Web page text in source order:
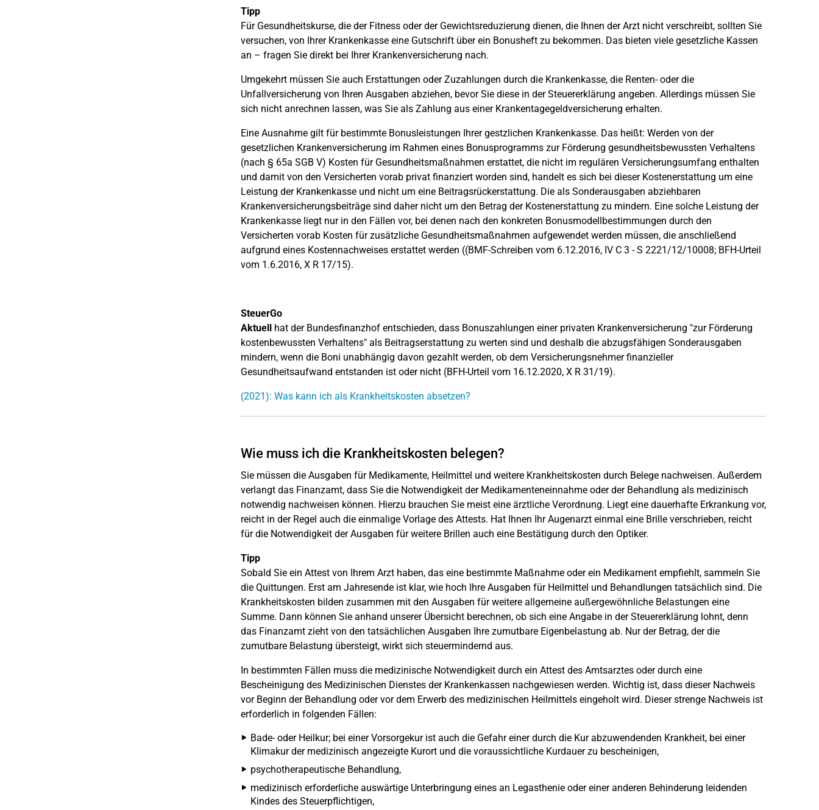
Tipp
Für Gesundheitskurse, die der Fitness oder der Gewichtsreduzierung dienen, die Ihnen der Arzt nicht verschreibt, sollten Sie
versuchen, von Ihrer Krankenkasse eine Gutschrift über ein Bonusheft zu bekommen. Das bieten viele gesetzliche Kassen
an – fragen Sie direkt bei Ihrer Krankenversicherung nach.
Umgekehrt müssen Sie auch Erstattungen oder Zuzahlungen durch die Krankenkasse, die Renten- oder die
Unfallversicherung von Ihren Ausgaben abziehen, bevor Sie diese in der Steuererklärung angeben. Allerdings müssen Sie
sich nicht anrechnen lassen, was Sie als Zahlung aus einer Krankentagegeldversicherung erhalten.
Eine Ausnahme gilt für bestimmte Bonusleistungen Ihrer gestzlichen Krankenkasse. Das heißt: Werden von der
gesetzlichen Krankenversicherung im Rahmen eines Bonusprogramms zur Förderung gesundheitsbewussten Verhaltens
(nach § 65a SGB V) Kosten für Gesundheitsmaßnahmen erstattet, die nicht im regulären Versicherungsumfang enthalten
und damit von den Versicherten vorab privat finanziert worden sind, handelt es sich bei dieser Kostenerstattung um eine
Leistung der Krankenkasse und nicht um eine Beitragsrückerstattung. Die als Sonderausgaben abziehbaren
Krankenversicherungsbeiträge sind daher nicht um den Betrag der Kostenerstattung zu mindern. Eine solche Leistung der
Krankenkasse liegt nur in den Fällen vor, bei denen nach den konkreten Bonusmodellbestimmungen durch den
Versicherten vorab Kosten für zusätzliche Gesundheitsmaßnahmen aufgewendet werden müssen, die anschließend
aufgrund eines Kostennachweises erstattet werden ((BMF-Schreiben vom 6.12.2016, IV C 3 - S 2221/12/10008; BFH-Urteil
vom 1.6.2016, X R 17/15).
SteuerGo
Aktuellhat der Bundesfinanzhof entschieden, dass Bonuszahlungen einer privaten Krankenversicherung "zur Förderung
kostenbewussten Verhaltens" als Beitragserstattung zu werten sind und deshalb die abzugsfähigen Sonderausgaben
mindern, wenn die Boni unabhängig davon gezahlt werden, ob dem Versicherungsnehmer finanzieller
Gesundheitsaufwand entstanden ist oder nicht (BFH-Urteil vom 16.12.2020, X R 31/19).
(2021): Was kann ich als Krankheitskosten absetzen?
Wie muss ich die Krankheitskosten belegen?
Sie müssen die Ausgaben für Medikamente, Heilmittel und weitere Krankheitskosten durch Belege nachweisen. Außerdem
verlangt das Finanzamt, dass Sie die Notwendigkeit der Medikamenteneinnahme oder der Behandlung als medizinisch
notwendig nachweisen können. Hierzu brauchen Sie meist eine ärztliche Verordnung. Liegt eine dauerhafte Erkrankung vor,
reicht in der Regel auch die einmalige Vorlage des Attests. Hat Ihnen Ihr Augenarzt einmal eine Brille verschrieben, reicht
für die Notwendigkeit der Ausgaben für weitere Brillen auch eine Bestätigung durch den Optiker.
Tipp
Sobald Sie ein Attest von Ihrem Arzt haben, das eine bestimmte Maßnahme oder ein Medikament empfiehlt, sammeln Sie
die Quittungen. Erst am Jahresende ist klar, wie hoch Ihre Ausgaben für Heilmittel und Behandlungen tatsächlich sind. Die
Krankheitskosten bilden zusammen mit den Ausgaben für weitere allgemeine außergewöhnliche Belastungen eine
Summe. Dann können Sie anhand unserer Übersicht berechnen, ob sich eine Angabe in der Steuererklärung lohnt, denn
das Finanzamt zieht von den tatsächlichen Ausgaben Ihre zumutbare Eigenbelastung ab. Nur der Betrag, der die
zumutbare Belastung übersteigt, wirkt sich steuermindernd aus.
In bestimmten Fällen muss die medizinische Notwendigkeit durch ein Attest des Amtsarztes oder durch eine
Bescheinigung des Medizinischen Dienstes der Krankenkassen nachgewiesen werden. Wichtig ist, dass dieser Nachweis
vor Beginn der Behandlung oder vor dem Erwerb des medizinischen Heilmittels eingeholt wird. Dieser strenge Nachweis ist
erforderlich in folgenden Fällen:
Bade- oder Heilkur; bei einer Vorsorgekur ist auch die Gefahr einer durch die Kur abzuwendenden Krankheit, bei einer
Klimakur der medizinisch angezeigte Kurort und die voraussichtliche Kurdauer zu bescheinigen,
psychotherapeutische Behandlung,
medizinisch erforderliche auswärtige Unterbringung eines an Legasthenie oder einer anderen Behinderung leidenden
Kindes des Steuerpflichtigen,